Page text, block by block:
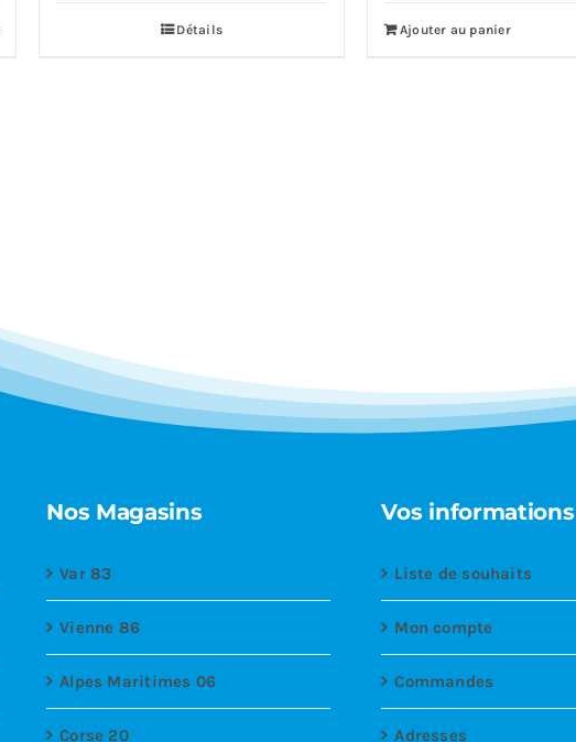
Détails Ajouter au panier
Nos Magasins
Var 83
Vienne 86
Alpes Maritimes 06
Corse 20
Vos informations
Liste de souhaits
Mon compte
Commandes
Adresses